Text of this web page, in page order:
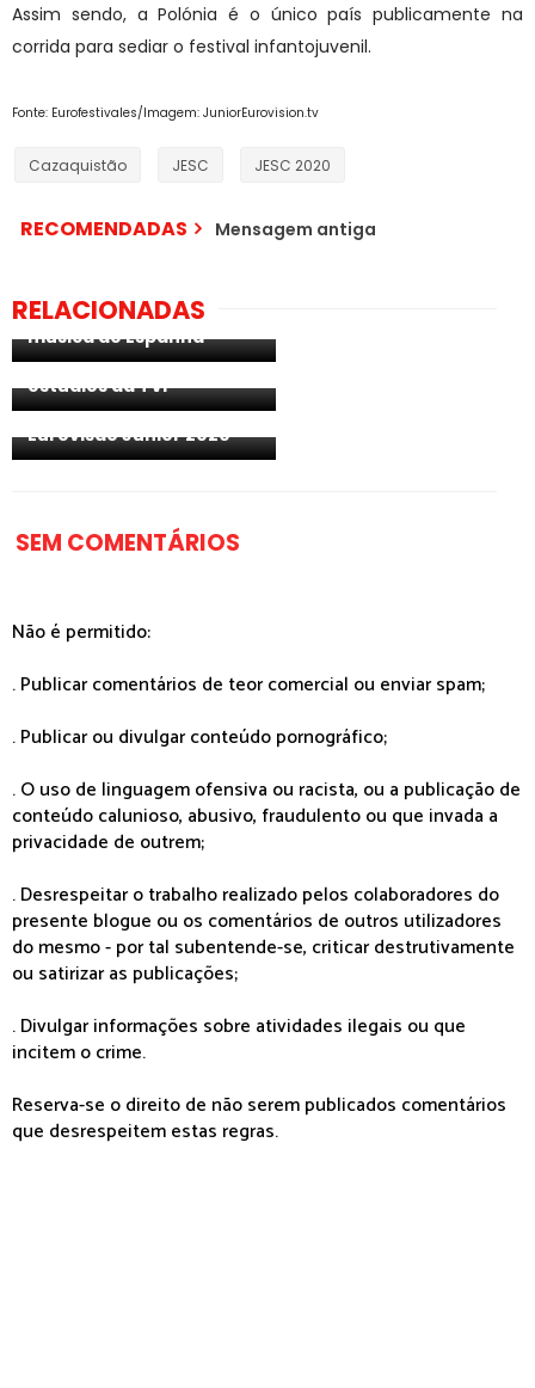
Assim sendo, a Polónia é o único país publicamente na
corrida para sediar o festival infantojuvenil.
Fonte: Eurofestivales/Imagem: JuniorEurovision.tv
Cazaquistão JESC JESC 2020
RECOMENDADAS Mensagem antiga
RELACIONADAS
JESC 2020: revelada
música de Espanha
JESC 2020: certame será
transmitido a partir dos
estúdios da TVP
Bielorrússia: Arina
Pehtereva para a
Eurovisão Júnior 2020
SEM COMENTÁRIOS
Não é permitido:
. Publicar comentários de teor comercial ou enviar spam;
. Publicar ou divulgar conteúdo pornográfico;
. O uso de linguagem ofensiva ou racista, ou a publicação de
conteúdo calunioso, abusivo, fraudulento ou que invada a
privacidade de outrem;
. Desrespeitar o trabalho realizado pelos colaboradores do
presente blogue ou os comentários de outros utilizadores
do mesmo - por tal subentende-se, criticar destrutivamente
ou satirizar as publicações;
. Divulgar informações sobre atividades ilegais ou que
incitem o crime.
Reserva-se o direito de não serem publicados comentários
que desrespeitem estas regras.